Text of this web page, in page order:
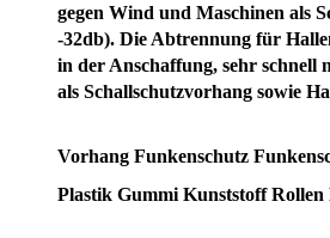
gegen Wind und Maschinen als
-32db). Die Abtrennung für
in der Anschaffung, sehr schnell
als Schallschutzvorhang sowie
Vorhang Funkenschutz
Plastik Gummi Kunststoff Rollen